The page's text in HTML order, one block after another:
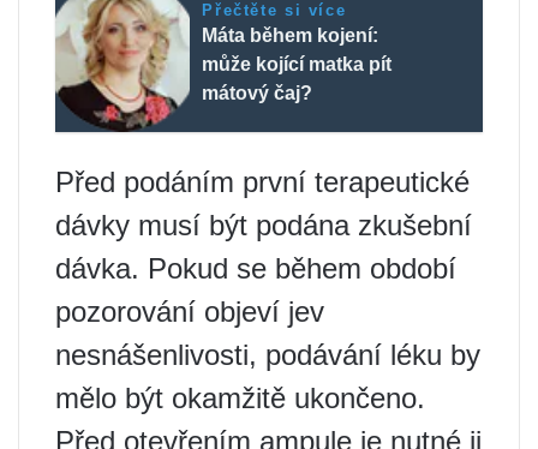
Přečtěte si více
Máta během kojení:
může kojící matka pít
mátový čaj?
Před podáním první terapeutické
dávky musí být podána zkušební
dávka. Pokud se během období
pozorování objeví jev
nesnášenlivosti, podávání léku by
mělo být okamžitě ukončeno.
Před otevřením ampule je nutné ji